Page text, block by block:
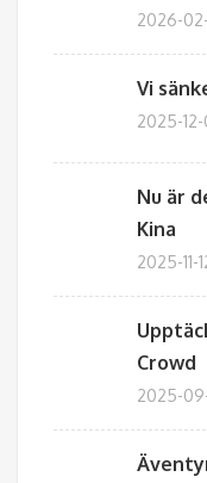
2026-
Vi
2025-12-
Nu är
Kina
2025-11-
Crowd
2025-